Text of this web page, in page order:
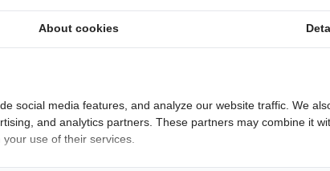
content Branded
Doornbos Bronbemaling –
Grondwater oppompen op een
veilige en nette manier
About cookies
social media features, and analyze our website traffic. We
and analytics partners. These partners may combine it
use of their services.